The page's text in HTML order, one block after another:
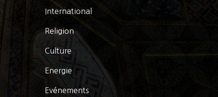
International
Religion
Culture
Energie
Evénements